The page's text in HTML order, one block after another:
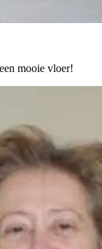
mooie vloer!